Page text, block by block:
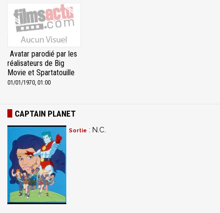
Avatar parodié par les
réalisateurs de Big
Movie et Spartatouille
01/01/1970, 01:00
CAPTAIN PLANET
Sortie : N.C.